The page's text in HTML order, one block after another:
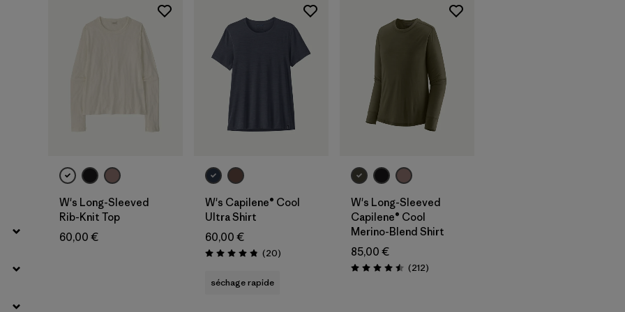
W's Long-Sleeved
Rib-Knit Top
60,00 €
W's Capilene® Cool
Ultra Shirt
60,00 €
Évaluation: 4.9 / 5
(20Avis
)
séchage rapide
W's Long-Sleeved
Capilene® Cool
Merino-Blend Shirt
85,00 €
Évaluation: 4.5 / 5
(212Avis
)